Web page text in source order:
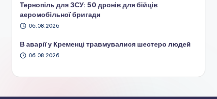
Тернопіль для ЗСУ: 50 дронів для бійців
аеромобільної бригади
06.08.2026
В аварії у Кременці травмувалися шестеро людей
06.08.2026